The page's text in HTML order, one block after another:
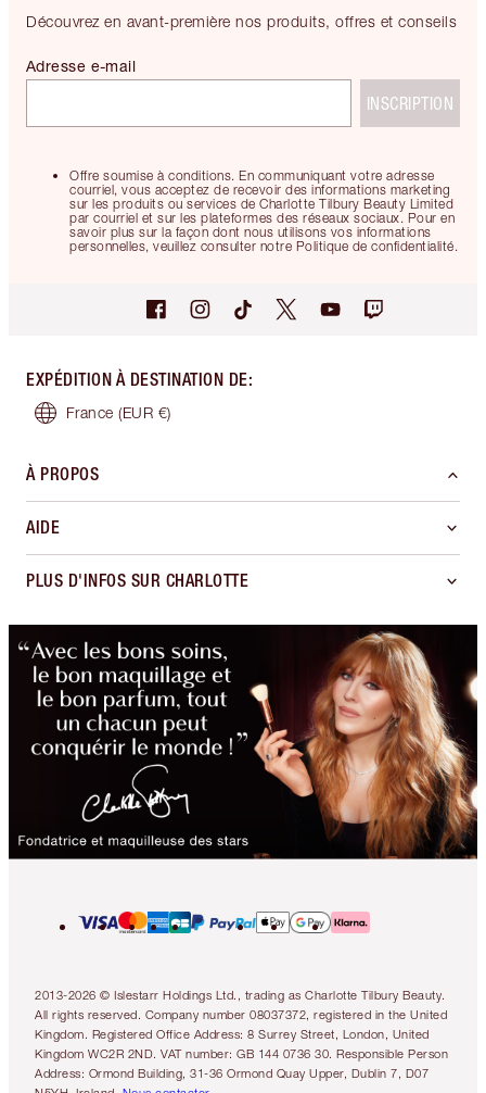
Découvrez en avant-première nos produits, offres et conseils
Offre soumise à conditions. En communiquant votre adresse
courriel, vous acceptez de recevoir des informations marketing
sur les produits ou services de Charlotte Tilbury Beauty Limited
par courriel et sur les plateformes des réseaux sociaux. Pour en
savoir plus sur la façon dont nous utilisons vos informations
personnelles, veuillez consulter notre Politique de confidentialité.
Adresse e-mail
INSCRIPTION
EXPÉDITION À DESTINATION DE:
France (EUR €)
À PROPOS
AIDE
PLUS D'INFOS SUR CHARLOTTE
2013-2026 © Islestarr Holdings Ltd., trading as Charlotte Tilbury Beauty.
All rights reserved. Company number 08037372, registered in the United
Kingdom. Registered Office Address: 8 Surrey Street, London, United
Kingdom WC2R 2ND. VAT number: GB 144 0736 30. Responsible Person
Address: Ormond Building, 31-36 Ormond Quay Upper, Dublin 7, D07